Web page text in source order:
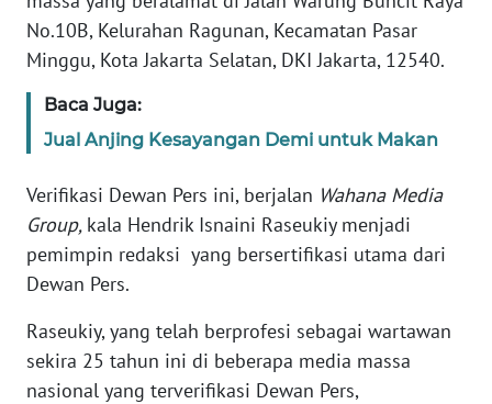
No.10B, Kelurahan Ragunan, Kecamatan Pasar
Minggu, Kota Jakarta Selatan, DKI Jakarta, 12540.
Baca Juga:
Jual Anjing Kesayangan Demi untuk Makan
Verifikasi Dewan Pers ini, berjalan Wahana Media
Group, kala Hendrik Isnaini Raseukiy menjadi
pemimpin redaksi yang bersertifikasi utama dari
Dewan Pers.
Raseukiy, yang telah berprofesi sebagai wartawan
sekira 25 tahun ini di beberapa media massa
nasional yang terverifikasi Dewan Pers,
BARAT
WN
WN
WN
JAMBI
SULTRA
WN